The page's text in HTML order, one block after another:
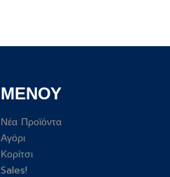
ΜΕΝΟΥ
Νέα Προϊόντα
Αγόρι
Κορίτσι
Sales!